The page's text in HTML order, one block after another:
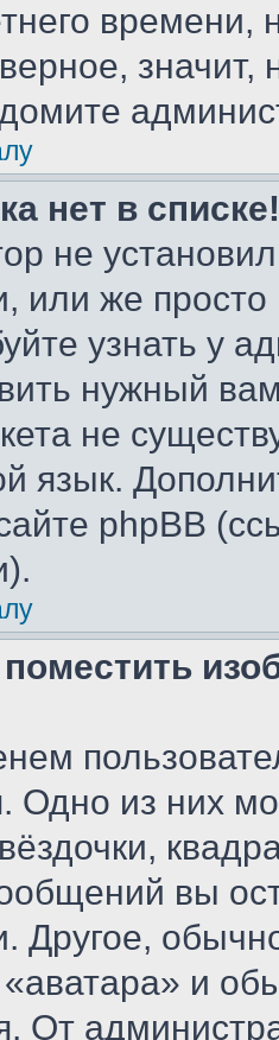
значит,
нет в списке!
не
или же
узнать у
нужный
не
язык.
phpBB
поместить
Одно из них
вы
Другое,
«аватара» и
От